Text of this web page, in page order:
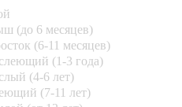
(до 6 месяцев)
(6-11 месяцев)
(1-3 года)
(4-6 лет)
(7-11 лет)